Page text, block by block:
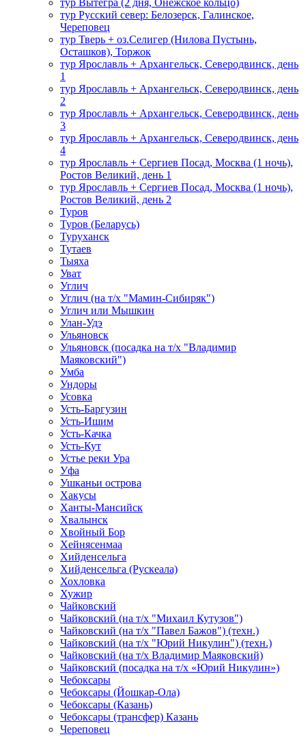
тур Вытегра (2 дня, Онежское кольцо)
тур Русский север: Белозерск, Галинское,
Череповец
тур Тверь + оз.Селигер (Нилова Пустынь,
Осташков), Торжок
тур Ярославль + Архангельск, Северодвинск, день
1
тур Ярославль + Архангельск, Северодвинск, день
2
тур Ярославль + Архангельск, Северодвинск, день
3
тур Ярославль + Архангельск, Северодвинск, день
4
тур Ярославль + Сергиев Посад, Москва (1 ночь),
Ростов Великий, день 1
тур Ярославль + Сергиев Посад, Москва (1 ночь),
Ростов Великий, день 2
Туров
Туров (Беларусь)
Туруханск
Тутаев
Тыяха
Уват
Углич
Углич (на т/х "Мамин-Сибиряк")
Углич или Мышкин
Улан-Удэ
Ульяновск
Ульяновск (посадка на т/х "Владимир
Маяковский")
Умба
Ундоры
Усовка
Усть-Баргузин
Усть-Ишим
Усть-Качка
Усть-Кут
Устье реки Ура
Уфа
Ушканьи острова
Хакусы
Ханты-Мансийск
Хвалынск
Хвойный Бор
Хейнясенмаа
Хийденсельга
Хийденсельга (Рускеала)
Хохловка
Хужир
Чайковский
Чайковский (на т/х "Михаил Кутузов")
Чайковский (на т/х "Павел Бажов") (техн.)
Чайковский (на т/х "Юрий Никулин") (техн.)
Чайковский (на т/х Владимир Маяковский)
Чайковский (посадка на т/х «Юрий Никулин»)
Чебоксары
Чебоксары (Йошкар-Ола)
Чебоксары (Казань)
Чебоксары (трансфер) Казань
Череповец